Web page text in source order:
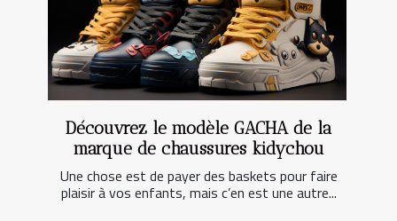
Découvrez le modèle GACHA de la
marque de chaussures kidychou
Une chose est de payer des baskets pour faire
plaisir à vos enfants, mais c’en est une autre...